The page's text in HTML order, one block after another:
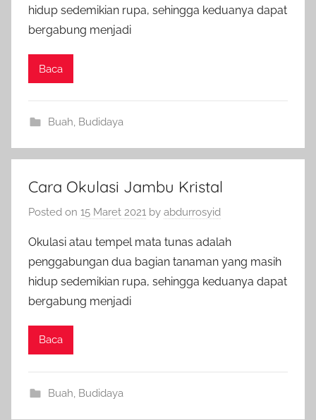
hidup sedemikian rupa, sehingga keduanya dapat
bergabung menjadi
Baca
Buah, Budidaya
Cara Okulasi Jambu Kristal
Posted on 15 Maret 2021 by abdurrosyid
Okulasi atau tempel mata tunas adalah
penggabungan dua bagian tanaman yang masih
hidup sedemikian rupa, sehingga keduanya dapat
bergabung menjadi
Baca
Buah Budidaya